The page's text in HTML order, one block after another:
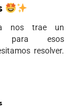
nos trae un
para esos
resolver.